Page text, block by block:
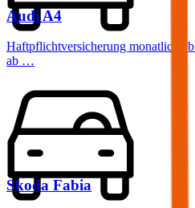
Audi A4
Haftpflichtversicherung monatlich ab
ab …
Skoda Fabia